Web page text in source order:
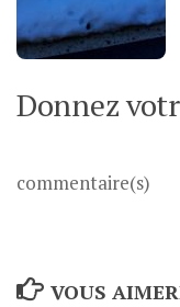
Donnez
commentaire(s)
VOUS